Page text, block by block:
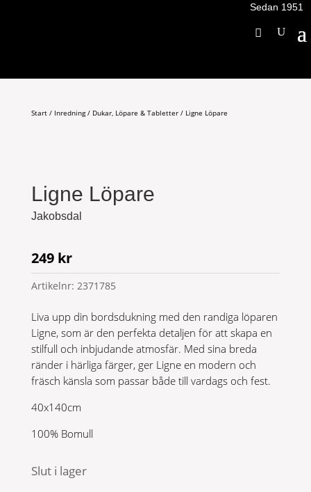
Sedan 1951
Start/ Inredning/ Dukar, Löpare & Tabletter/ Ligne Löpare
Ligne Löpare
Jakobsdal
249 kr
Artikelnr: 2371785
Liva upp din bordsdukning med den randiga löparen
Ligne, som är den perfekta detaljen för att skapa en
stilfull och inbjudande atmosfär. Med sina breda
ränder i härliga färger, ger Ligne en modern och
fräsch känsla som passar både till vardags och fest.
40x140cm
100% Bomull
Slut i lager